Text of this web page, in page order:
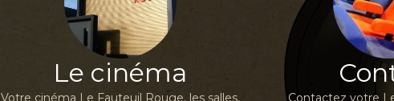
Le cinéma
Votre cinéma Le Fauteuil Rouge, les salles, Contactez votre